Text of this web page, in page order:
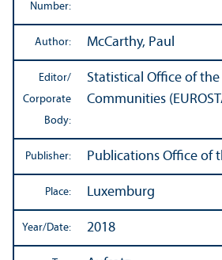
Number:
Author: McCarthy, Paul
Editor/
Corporate
Body:
Statistical Office of
Communities
Publisher: Publications Office of
Place: Luxemburg
Year/Date: 2018